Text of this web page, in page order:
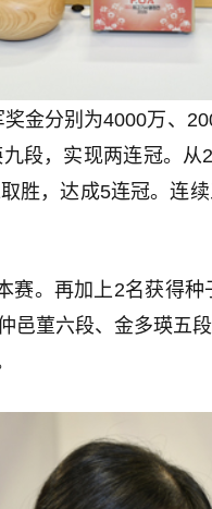
金分别为4000万、
段，实现两连冠。
胜，达成5连冠。连
。再加上2名获得
菫六段、金多瑛五